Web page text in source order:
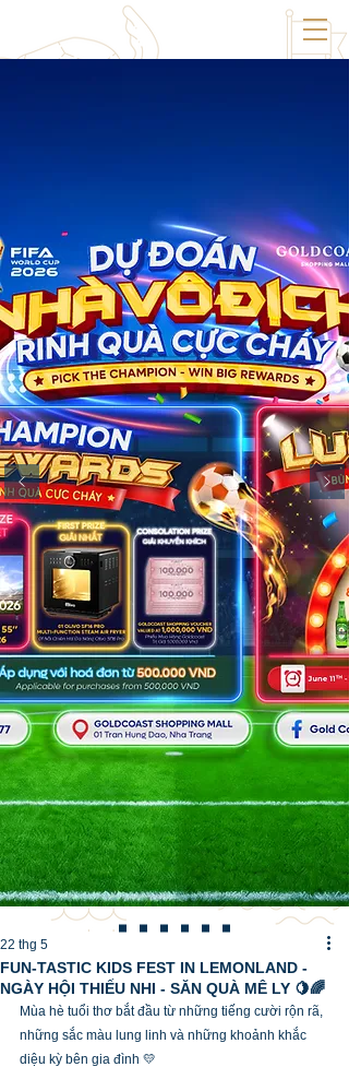
FUN-TASTIC KIDS FEST IN LEMONLAND -
NGÀY HỘI THIẾU NHI - SĂN QUÀ MÊ LY 🍋🌈
22 thg 5
Mùa hè tuổi thơ bắt đầu từ những tiếng cười rộn rã,
những sắc màu lung linh và những khoảnh khắc
diệu kỳ bên gia đình 💛